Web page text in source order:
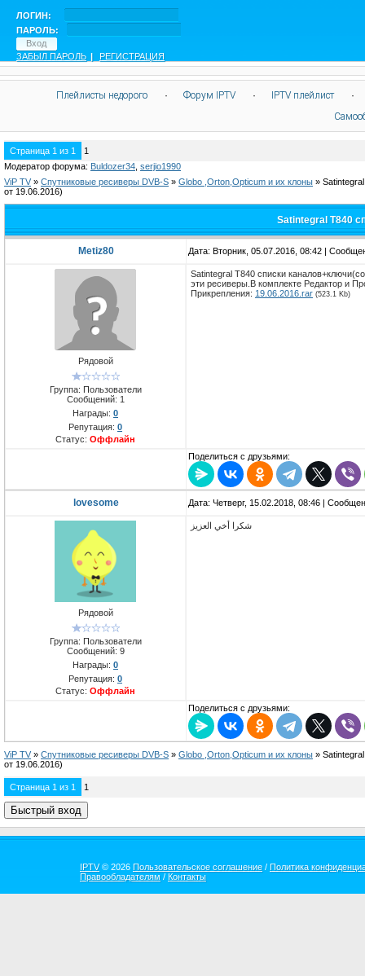
ЛОГИН:
ПАРОЛЬ:
ЗАБЫЛ ПАРОЛЬ | РЕГИСТРАЦИЯ
Плейлисты недорого · Форум IPTV · IPTV плейлист
·
Страница 1 из 1
1
Модератор форума: Buldozer34 serjio1990
ViP TV » Спутниковые ресиверы DVB-S » Globo ,Orton,Opticum и их клоны »
от 19.06.2016)
Satintegral T840
Metiz80 Дата: Вторник, 05.07.2016, 08:42 |
Рядовой
Группа: Пользователи
Сообщений: 1
Награды: 0
Репутация: 0
Статус: Оффлайн
Satintegral T840 списки
эти ресиверы.В комплекте Редактор и
Прикрепления: 19.06.2016.rar (523.1 Kb)
Поделиться с друзьями:
lovesome Дата: Четверг, 15.02.2018, 08:46 |
Рядовой
Группа: Пользователи
Сообщений: 9
Награды: 0
Репутация: 0
Статус: Оффлайн
شكرا أخي العزيز
Поделиться с друзьями:
ViP TV » Спутниковые ресиверы DVB-S » Globo ,Orton,Opticum и их клоны »
от 19.06.2016)
Страница 1 из 1 1
IPTV© 2026 Пользовательское соглашение / Политика
Правообладателям / Контакты